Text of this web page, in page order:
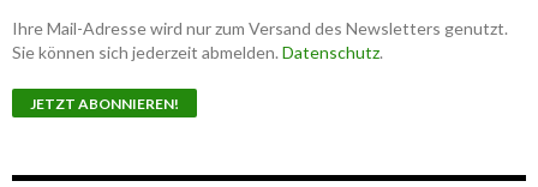
Ihre Mail-Adresse wird nur zum Versand des Newsletters genutzt.
Sie können sich jederzeit abmelden. Datenschutz.